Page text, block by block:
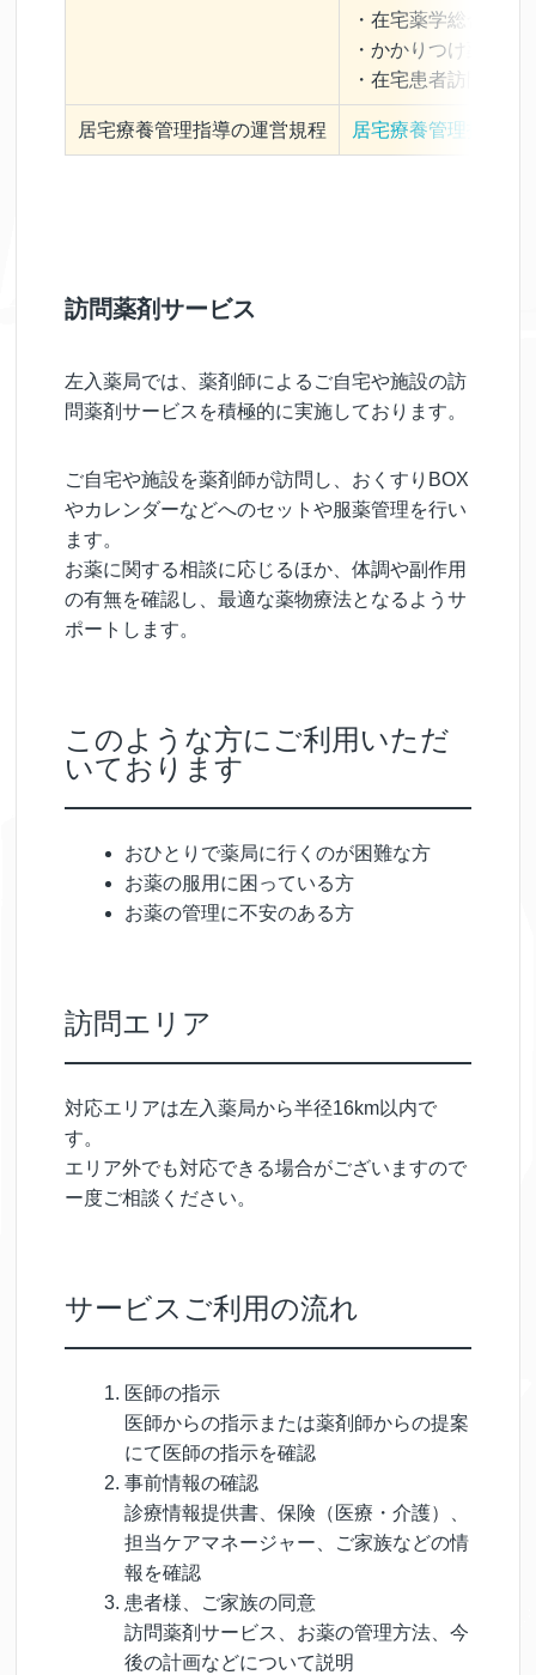
・在宅薬学総合体制
・かかりつけ薬剤
・在宅患者訪問薬剤
居宅療養管理指導の運営規程 居宅療養管理指導 運
訪問薬剤サービス
左入薬局では、薬剤師によるご自宅や施設の訪
問薬剤サービスを積極的に実施しております。
ご自宅や施設を薬剤師が訪問し、おくすりBOX
やカレンダーなどへのセットや服薬管理を行い
ます。
お薬に関する相談に応じるほか、体調や副作用
の有無を確認し、最適な薬物療法となるようサ
ポートします。
このような方にご利用いただ
いております
おひとりで薬局に行くのが困難な方
お薬の服用に困っている方
お薬の管理に不安のある方
訪問エリア
対応エリアは左入薬局から半径16km以内で
す。
エリア外でも対応できる場合がございますので
ー度ご相談ください。
サービスご利用の流れ
医師の指示
医師からの指示または薬剤師からの提案
にて医師の指示を確認
事前情報の確認
診療情報提供書、保険（医療・介護）、
担当ケアマネージャー、ご家族などの情
報を確認
患者様、ご家族の同意
訪問薬剤サービス、お薬の管理方法、今
後の計画などについて説明